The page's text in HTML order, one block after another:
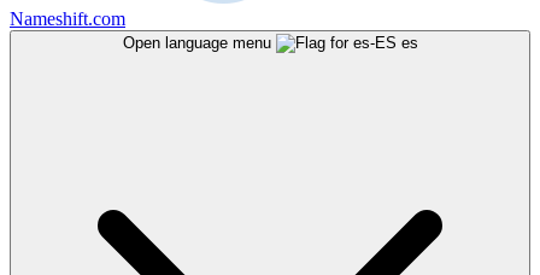
Nameshift.com
Open language menu es